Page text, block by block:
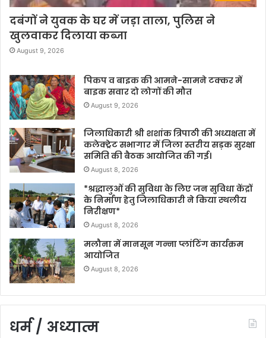
दबंगों ने युवक के घर में जड़ा ताला, पुलिस ने
खुलवाकर दिलाया कब्जा
August 9, 2026
पिकप व बाइक की आमने-सामने टक्कर में
बाइक सवार दो लोगों की मौत
August 9, 2026
जिलाधिकारी श्री शशांक त्रिपाठी की अध्यक्षता में
कलेक्ट्रेट सभागार में जिला स्तरीय सड़क सुरक्षा
समिति की बैठक आयोजित की गई।
August 8, 2026
*श्रद्धालुओं की सुविधा के लिए जन सुविधा केंद्रों
के निर्माण हेतु जिलाधिकारी ने किया स्थलीय
निरीक्षण*
August 8, 2026
मलौना में मानसून गन्ना प्लांटिंग कार्यक्रम
आयोजित
August 8, 2026
धर्म / अध्यात्म